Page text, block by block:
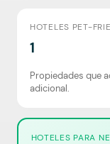
HOTELES PET-
1
Propiedades que
adicional.
HOTELES PARA